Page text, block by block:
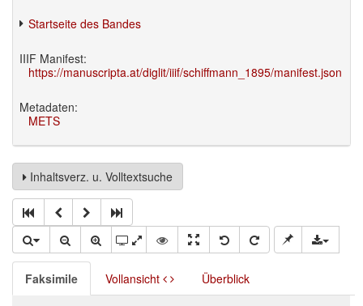
Startseite des Bandes
IIIF Manifest:
https://manuscripta.at/diglit/iiif/schiffmann_1895/manifest.json
Metadaten:
METS
Inhaltsverz. u. Volltextsuche
Faksimile Vollansicht Überblick